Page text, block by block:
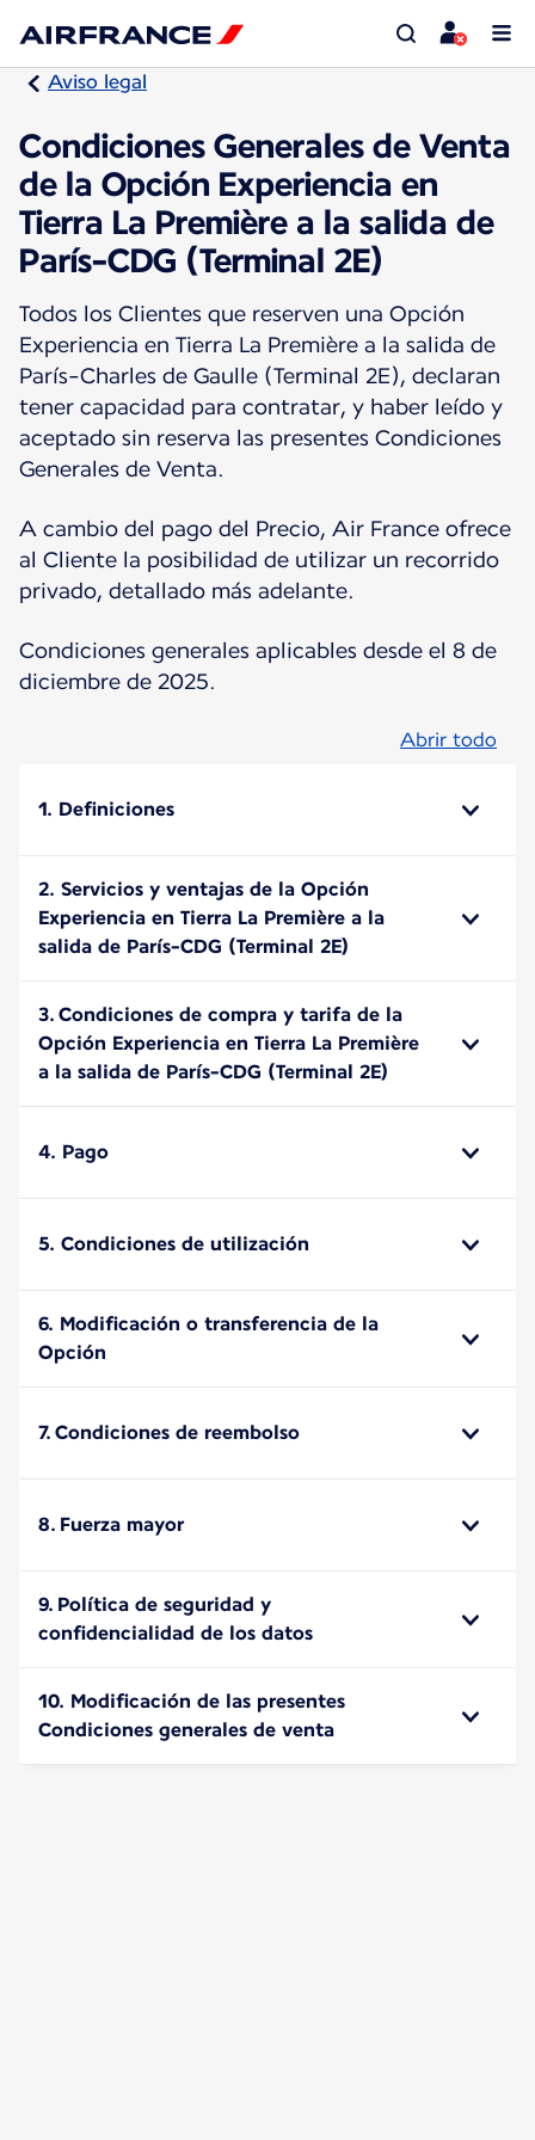
Aviso legal
Condiciones Generales de Venta
de la Opción Experiencia en
Tierra La Première a la salida de
París-CDG (Terminal 2E)
Todos los Clientes que reserven una Opción
Experiencia en Tierra La Première a la salida de
París-Charles de Gaulle (Terminal 2E), declaran
tener capacidad para contratar, y haber leído y
aceptado sin reserva las presentes Condiciones
Generales de Venta.
A cambio del pago del Precio, Air France ofrece
al Cliente la posibilidad de utilizar un recorrido
privado, detallado más adelante.
Condiciones generales aplicables desde el 8 de
diciembre de 2025.
Abrir todo
1. Definiciones
2. Servicios y ventajas de la Opción
Experiencia en Tierra La Première a la
salida de París-CDG (Terminal 2E)
3. Condiciones de compra y tarifa de la
Opción Experiencia en Tierra La Première
a la salida de París-CDG (Terminal 2E)
4. Pago
5. Condiciones de utilización
6. Modificación o transferencia de la
Opción
7. Condiciones de reembolso
8. Fuerza mayor
9. Política de seguridad y
confidencialidad de los datos
10. Modificación de las presentes
Condiciones generales de venta